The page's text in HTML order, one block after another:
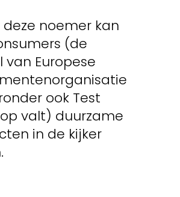
deze noemer kan
(de
van Europese
ook Test
valt) duurzame
in de kijker